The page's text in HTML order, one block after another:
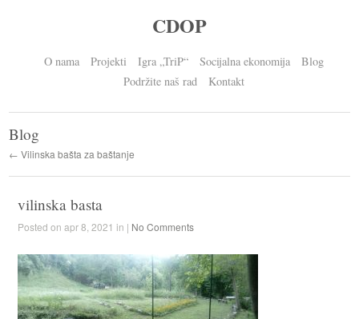
CDOP
O nama Projekti Igra „TriP“ Socijalna ekonomija
Blog
Podržite naš rad
Kontakt
Blog
← Vilinska bašta za baštanje
vilinska basta
Posted on apr 8, 2021 in | No Comments